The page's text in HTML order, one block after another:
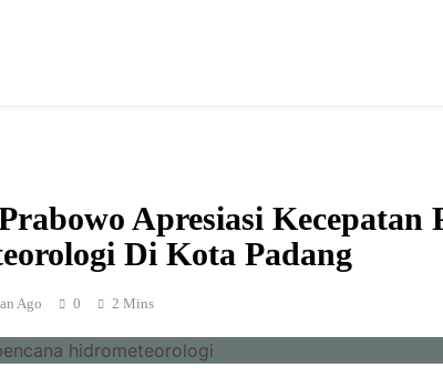
Apresiasi Kecepatan
Di Kota Padang
Ago 0 2 Mins